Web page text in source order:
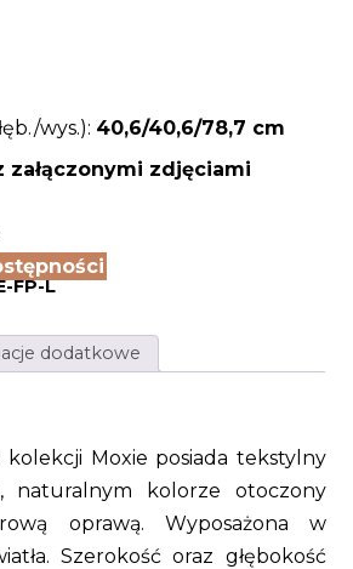
wys.): 40,6/40,6/78,7 cm
załączonymi zdjęciami
FP-L
dodatkowe
kolekcji Moxie posiada tekstylny
naturalnym kolorze otoczony
oprawą. Wyposażona w
Szerokość oraz głębokość